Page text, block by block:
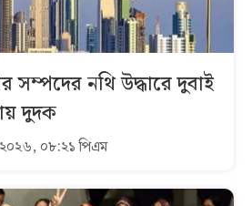
সম্পদের নথি উদ্ধারে দুবাই
দুদক
০৮:২১ পিএম